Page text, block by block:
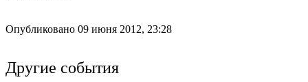
Опубликовано 09 июня 2012, 23:28
Другие события